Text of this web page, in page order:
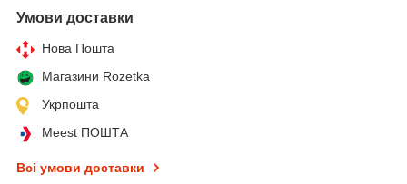
Умови доставки
Нова Пошта
Магазини Rozetka
Укрпошта
Meest ПОШТА
Всі умови доставки